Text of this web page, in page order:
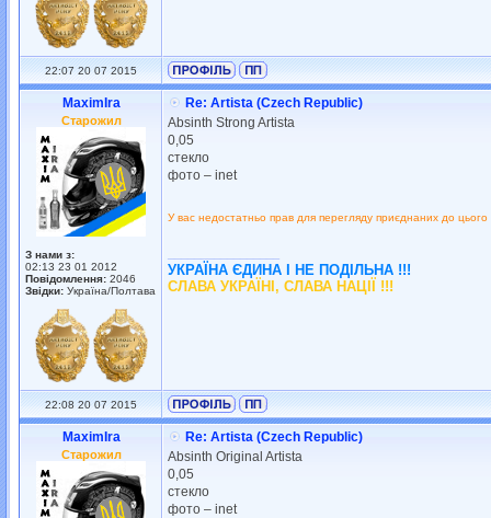
22:07 20 07 2015
MaximIra
Старожил
З нами з:
02:13 23 01 2012
Повідомлення: 2046
Звідки: Україна/Полтава
Re: Artista (Czech Republic)
Absinth Strong Artista
0,05
стекло
фото – inet
У вас недостатньо прав для перегляду приєднаних до цього
УКРАЇНА ЄДИНА І НЕ ПОДІЛЬНА !!!
СЛАВА УКРАЇНІ, СЛАВА НАЦІЇ !!!
22:08 20 07 2015
MaximIra
Старожил
Re: Artista (Czech Republic)
Absinth Original Artista
0,05
стекло
фото – inet